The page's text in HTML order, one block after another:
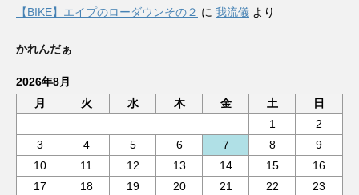
【BIKE】エイプのローダウンその２ に 我流儀 より
かれんだぁ
2026年8月
月
火 水 木 金 土
日
1
2
3
4 5 6 7 8
9
10
11 12 13 14 15
16
17
18 19 20 21 22
23